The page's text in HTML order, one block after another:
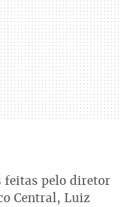
feitas pelo diretor
Central, Luiz